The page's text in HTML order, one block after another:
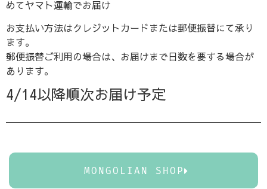
めてヤマト運輸でお届け
お支払い方法はクレジットカードまたは郵便振替にて承り
ます。
郵便振替ご利用の場合は、お届けまで日数を要する場合が
あります。
4/14以降順次お届け予定
MONGOLIAN SHOP